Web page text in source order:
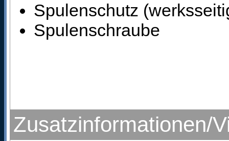
Spulenschutz
Spulenschraube
Zusatzinformationen/